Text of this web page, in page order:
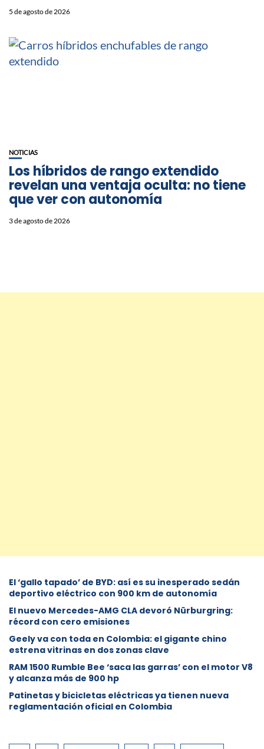
5 de agosto de 2026
NOTICIAS
Los híbridos de rango extendido
revelan una ventaja oculta: no tiene
que ver con autonomía
3 de agosto de 2026
El ‘gallo tapado’ de BYD: así es su inesperado sedán
deportivo eléctrico con 900 km de autonomía
El nuevo Mercedes-AMG CLA devoró Nürburgring:
récord con cero emisiones
Geely va con toda en Colombia: el gigante chino
estrena vitrinas en dos zonas clave
RAM 1500 Rumble Bee ‘saca las garras’ con el motor V8
y alcanza más de 900 hp
Patinetas y bicicletas eléctricas ya tienen nueva
reglamentación oficial en Colombia